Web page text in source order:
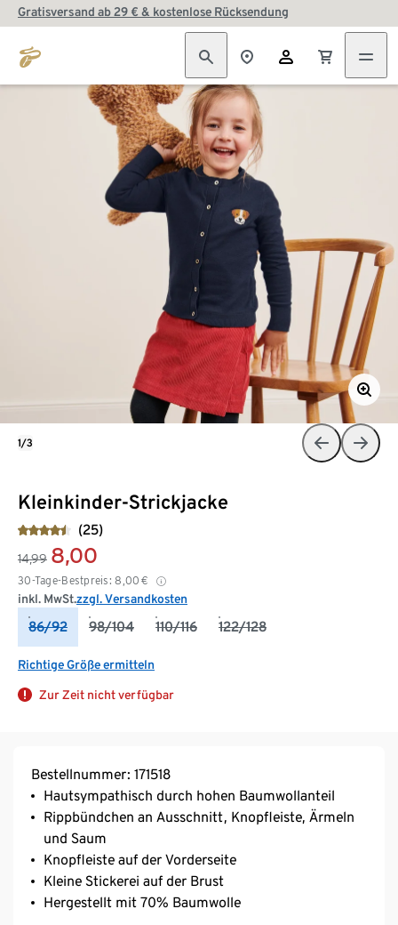
Gratisversand ab 29 € & kostenlose Rücksendung
Kleinkinder-Strickjacke
(25)
14,99 8,00
30-Tage-Bestpreis: 8,00 €
inkl. MwSt.zzgl. Versandkosten
86/92 98/104 110/116 122/128
Richtige Größe ermitteln
Zur Zeit nicht verfügbar
1/3
Bestellnummer: 171518
Hautsympathisch durch hohen Baumwollanteil
Rippbündchen an Ausschnitt, Knopfleiste, Ärmeln
und Saum
Knopfleiste auf der Vorderseite
Kleine Stickerei auf der Brust
Hergestellt mit 70% Baumwolle